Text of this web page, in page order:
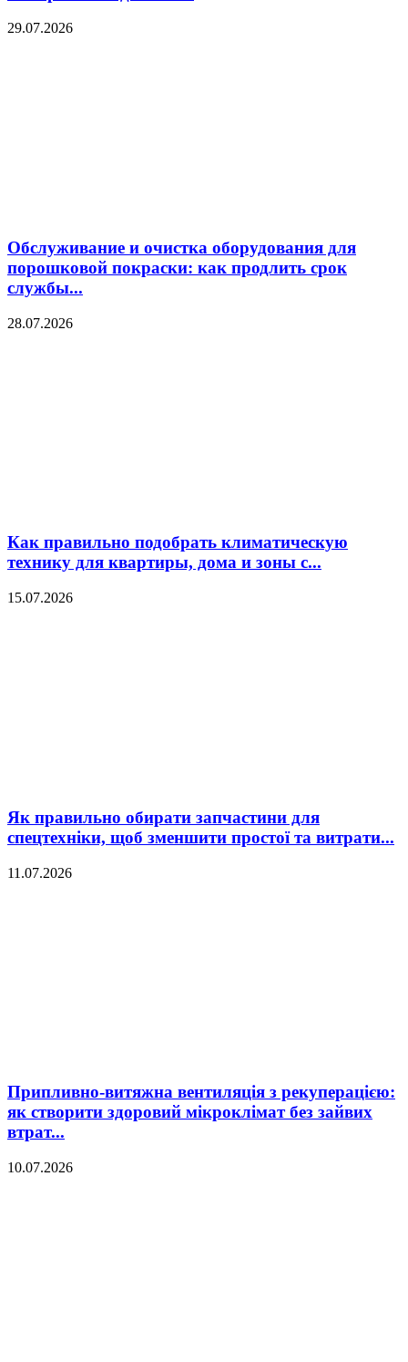
29.07.2026
Обслуживание и очистка оборудования для
порошковой покраски: как продлить срок
службы...
28.07.2026
Как правильно подобрать климатическую
технику для квартиры, дома и зоны с...
15.07.2026
Як правильно обирати запчастини для
спецтехніки, щоб зменшити простої та витрати...
11.07.2026
Припливно-витяжна вентиляція з рекуперацією:
як створити здоровий мікроклімат без зайвих
втрат...
10.07.2026